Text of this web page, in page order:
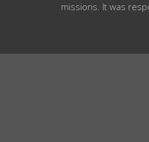
missions. It was